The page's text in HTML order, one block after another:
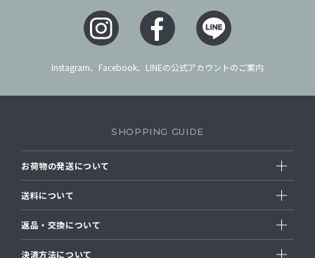
Instagram、Facebook、LINEの公式アカウントのご案内
SHOPPING GUIDE
お荷物の発送について
送料について
返品・交換について
決済方法について